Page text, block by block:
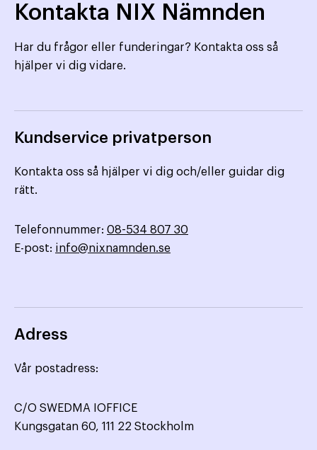
Kontakta NIX Nämnden
Har du frågor eller funderingar? Kontakta oss så
hjälper vi dig vidare.
Kundservice privatperson
Kontakta oss så hjälper vi dig och/eller guidar dig
rätt.
Telefonnummer: 08-534 807 30
E-post: info@nixnamnden.se
Adress
Vår postadress:
C/O SWEDMA IOFFICE
Kungsgatan 60, 111 22 Stockholm